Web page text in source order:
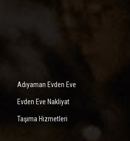
Adıyaman Evden Eve
Evden Eve Nakliyat
Taşıma Hizmetleri